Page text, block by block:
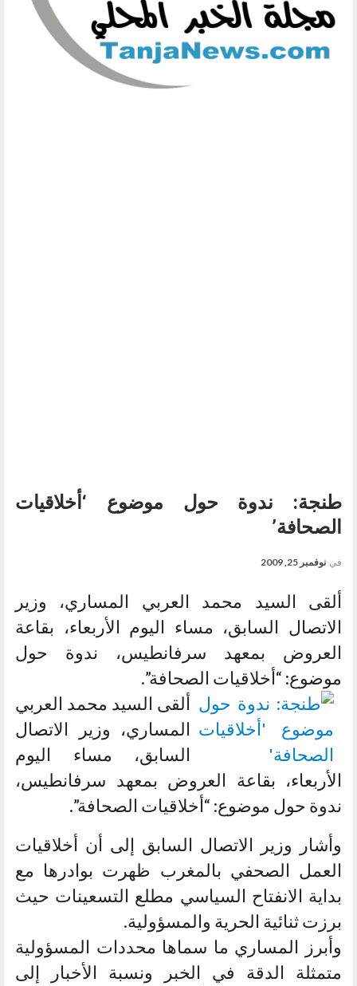
طنجة: ندوة حول موضوع ‘أخلاقيات
الصحافة’
في نوفمبر 25, 2009
ألقى السيد محمد العربي المساري، وزير
الاتصال السابق، مساء اليوم الأربعاء، بقاعة
العروض بمعهد سرفانطيس، ندوة حول
موضوع: “أخلاقيات الصحافة”.
ألقى السيد محمد العربي
المساري، وزير الاتصال
السابق، مساء اليوم
الأربعاء، بقاعة العروض بمعهد سرفانطيس،
ندوة حول موضوع: “أخلاقيات الصحافة”.
وأشار وزير الاتصال السابق إلى أن أخلاقيات
العمل الصحفي بالمغرب ظهرت بوادرها مع
بداية الانفتاح السياسي مطلع التسعينات حيث
برزت ثنائية الحرية والمسؤولية.
وأبرز المساري ما سماها محددات المسؤولية
متمثلة الدقة في الخبر ونسبة الأخبار إلى